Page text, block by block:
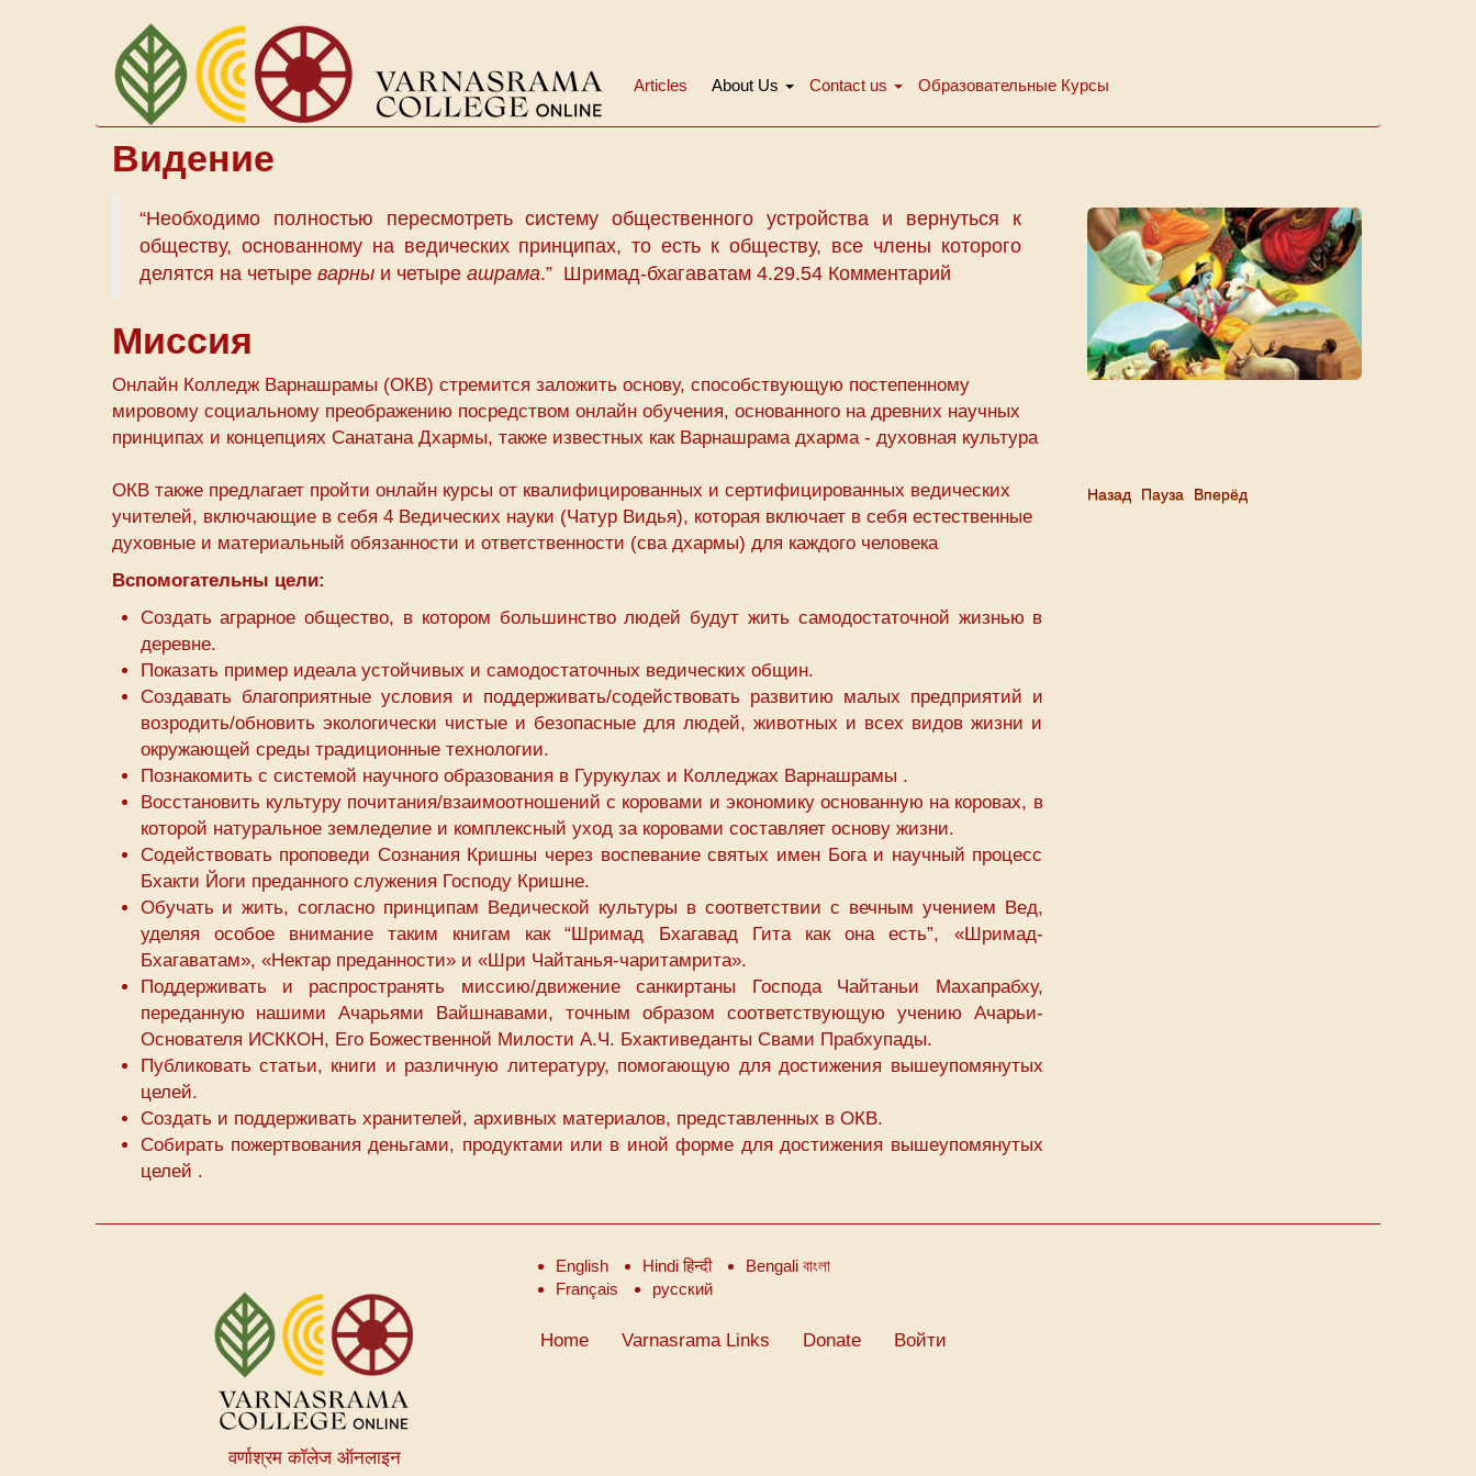
Articles About Us Contact us Образовательные Курсы
Видение
“Необходимо полностью пересмотреть систему общественного устройства и вернуться к
обществу, основанному на ведических принципах, то есть к обществу, все члены которого
делятся на четыре варны и четыре ашрама.” Шримад-бхагаватам 4.29.54 Комментарий
Миссия
Онлайн Колледж Варнашрамы (ОКВ) стремится заложить основу, способствующую постепенному
мировому социальному преображению посредством онлайн обучения, основанного на древних научных
принципах и концепциях Санатана Дхармы, также известных как Варнашрама дхарма - духовная культура
ОКВ также предлагает пройти онлайн курсы от квалифицированных и сертифицированных ведических
учителей, включающие в себя 4 Ведических науки (Чатур Видья), которая включает в себя естественные
духовные и материальный обязанности и ответственности (сва дхармы) для каждого человека
Вспомогательны цели:
Создать аграрное общество, в котором большинство людей будут жить самодостаточной жизнью в
деревне.
Показать пример идеала устойчивых и самодостаточных ведических общин.
Создавать благоприятные условия и поддерживать/содействовать развитию малых предприятий и
возродить/обновить экологически чистые и безопасные для людей, животных и всех видов жизни и
окружающей среды традиционные технологии.
Познакомить с системой научного образования в Гурукулах и Колледжах Варнашрамы .
Восстановить культуру почитания/взаимоотношений с коровами и экономику основанную на коровах, в
которой натуральное земледелие и комплексный уход за коровами составляет основу жизни.
Содействовать проповеди Сознания Кришны через воспевание святых имен Бога и научный процесс
Бхакти Йоги преданного служения Господу Кришне.
Обучать и жить, согласно принципам Ведической культуры в соответствии с вечным учением Вед,
уделяя особое внимание таким книгам как “Шримад Бхагавад Гита как она есть”, «Шримад-
Бхагаватам», «Нектар преданности» и «Шри Чайтанья-чаритамрита».
Поддерживать и распространять миссию/движение санкиртаны Господа Чайтаньи Махапрабху,
переданную нашими Ачарьями Вайшнавами, точным образом соответствующую учению Ачарьи-
Основателя ИСККОН, Его Божественной Милости А.Ч. Бхактиведанты Свами Прабхупады.
Публиковать статьи, книги и различную литературу, помогающую для достижения вышеупомянутых
целей.
Создать и поддерживать хранителей, архивных материалов, представленных в ОКВ.
Собирать пожертвования деньгами, продуктами или в иной форме для достижения вышеупомянутых
целей .
Назад Пауза Вперёд
वर्णाश्रम कॉलेज ऑनलाइन
English Hindi हिन्दी
Bengali বাংলা
Français
русский
пользователя
Home Varnasrama Links Donate Войти